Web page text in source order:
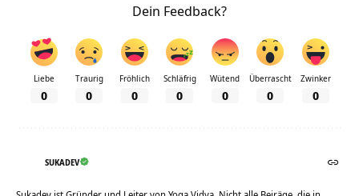
Dein Feedback?
Liebe
0
Traurig
0
Fröhlich
0
Schläfrig
0
Wütend
0
Überrascht
0
Zwinker
0
SUKADEV